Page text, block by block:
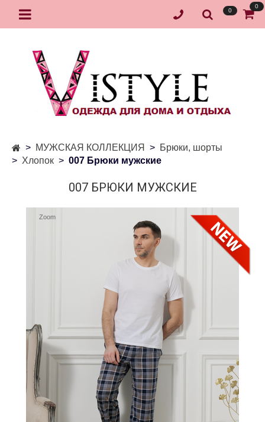
0
0
МУЖСКАЯ КОЛЛЕКЦИЯ
Брюки, шорты
Хлопок
007 Брюки мужские
007 БРЮКИ МУЖСКИЕ
Zoom